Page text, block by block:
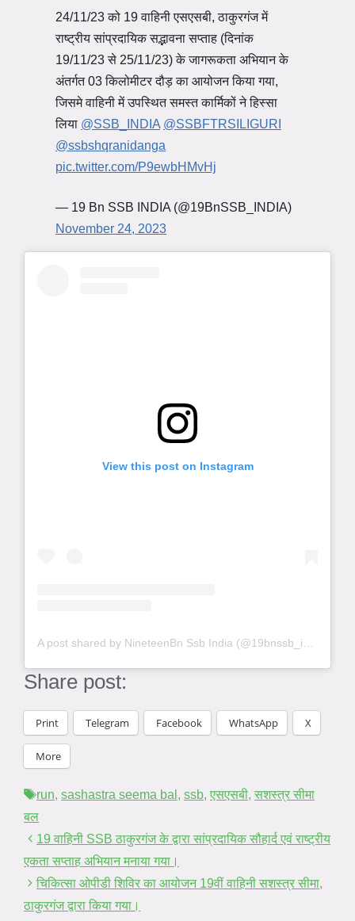
24/11/23 को 19 वाहिनी एसएसबी, ठाकुरगंज में
राष्ट्रीय सांप्रदायिक सद्भावना सप्ताह (दिनांक
19/11/23 से 25/11/23) के जागरूकता अभियान के
अंतर्गत 03 किलोमीटर दौड़ का आयोजन किया गया,
जिसमे वाहिनी में उपस्थित समस्त कार्मिकों ने हिस्सा
लिया @SSB_INDIA @SSBFTRSILIGURI
@ssbshqranidanga
pic.twitter.com/P9ewbHMvHj
— 19 Bn SSB INDIA (@19BnSSB_INDIA)
November 24, 2023
View this post on Instagram
Share post:
Print Telegram Facebook WhatsApp X
More
Tags
run, sashastra seema bal , ssb, एसएसबी, सशस्त्र सीमा
बल
19 वाहिनी SSB ठाकुरगंज के द्वारा सांप्रदायिक सौहार्द एवं राष्ट्रीय
एकता सप्ताह अभियान मनाया गया।
चिकित्सा ओपीडी शिविर का आयोजन 19वीं वाहिनी सशस्त्र सीमा,
ठाकुरगंज द्वारा किया गया।